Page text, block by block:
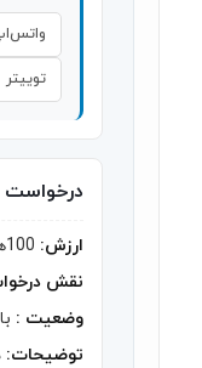
توییتر
درخواست
ارزش:
نقش
وضعیت :
توضیحات: